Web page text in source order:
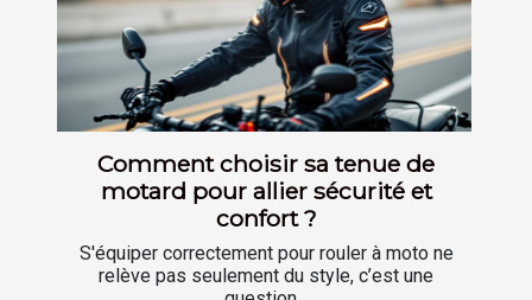
Comment choisir sa tenue de
motard pour allier sécurité et
confort ?
S'équiper correctement pour rouler à moto ne
relève pas seulement du style, c’est une